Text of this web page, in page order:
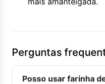
Perguntas
Posso usar farinha